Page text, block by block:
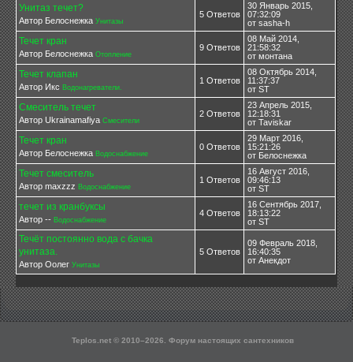
Унитаз течет?
Автор Белоснежка Унитазы
5 Ответов
30 Январь 2015,
07:32:09
от sasha-h
Течет кран
Автор Белоснежка Отопление
9 Ответов
08 Май 2014,
21:58:32
от монтана
Течет клапан
Автор Икс Водонагреватели.
1 Ответов
08 Октябрь 2014,
11:37:37
от ST
Смеситель течет
Автор Ukrainamafiya Смесители
2 Ответов
23 Апрель 2015,
12:18:31
от Taviskar
Течет кран
Автор Белоснежка Водоснабжение
0 Ответов
29 Март 2016,
15:21:26
от Белоснежка
Течет смеситель
Автор maxzzz Водоснабжение
1 Ответов
16 Август 2016,
09:46:13
от ST
течет из кранбуксы
Автор -- Водоснабжение
4 Ответов
16 Сентябрь 2017,
18:13:22
от ST
Течёт постоянно вода с бачка
унитаза.
Автор Оолег Унитазы
5 Ответов
09 Февраль 2018,
16:40:35
от Анекдот
Teplos.net © 2010–2026. Форум настоящих сантехников